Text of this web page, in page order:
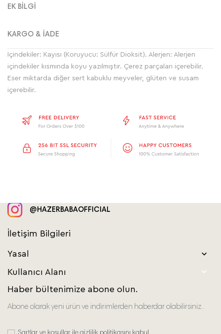
EK BİLGİ
KARGO & İADE
İçindekiler: Kayısı (Koruyucu: Sülfür Dioksit). Alerjen: Alerjen
içindekiler kısmında koyu yazılmıştır. Çerez parçaları içerebilir.
Eser miktarda diğer sert kabuklu meyveler, glüten ve susam
içerebilir.
İletişim Bilgileri
@HAZERBABAOFFICIAL
Yasal 
Kullanıcı Alanı 
Haber bültenimize abone olun.
Abone olarak yeni ürün ve indirimlerden haberdar olabilirsiniz..